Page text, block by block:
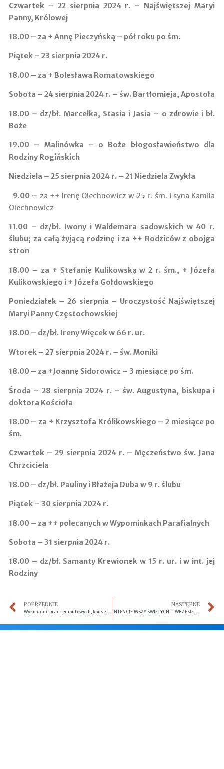
Czwartek – 22 sierpnia 2024 r. – Najświętszej Maryi
Panny, Królowej
18.00 – za + Annę Pieczyńską – pół roku po śm.
Piątek – 23 sierpnia 2024 r.
18.00 – za + Bolesława Romatowskiego
Sobota – 24 sierpnia 2024 r. – św. Bartłomieja, Apostoła
18.00 – dz/bł. Marcelka, Stasia i Jasia – o zdrowie i bł.
Boże
19.00 – Malinówka – o Boże błogosławieństwo dla
Rodziny Rogińskich
Niedziela – 25 sierpnia 2024 r. – 21 Niedziela Zwykła
9.00 – za ++ Irenę Olechnowicz w 25 r. śm. i syna Kamila
Olechnowicz
11.00 ­– dz/bł. Iwony i Waldemara sadowskich w 40 r.
ślubu; za całą żyjącą rodzinę i za ++ Rodziców z obojga
stron
18.00 – za + Stefanię Kulikowską w 2 r. śm., + Józefa
Kulikowskiego i + Józefa Gołdowskiego
Poniedziałek – 26 sierpnia – Uroczystość Najświętszej
Maryi Panny Częstochowskiej
18.00 – dz/bł. Ireny Więcek w 66 r. ur.
Wtorek – 27 sierpnia 2024 r. – św. Moniki
18.00 – za +Joannę Sidorowicz – 3 miesiące po śm.
Środa – 28 sierpnia 2024 r. – św. Augustyna, biskupa i
doktora Kościoła
18.00 –za + Krzysztofa Królikowskiego – 2 miesiące po
śm.
Czwartek – 29 sierpnia 2024 r. – Męczeństwo św. Jana
Chrzciciela
18.00 – dz/bł. Pauliny i Błażeja Duba w 9 r. ślubu
Piątek – 30 sierpnia 2024 r.
18.00 – za ++ polecanych w Wypominkach Parafialnych
Sobota – 31 sierpnia 2024 r.
18.00 – dz/bł. Samanty Krewionek w 15 r. ur. i w int. jej
Rodziny
POPRZEDNIE
Wykonanie prac remontowych, konserwatorskich i restauratorskich
NASTĘPNE
INTENCJE MSZY ŚWIĘTYCH – WRZESIEŃ 2024